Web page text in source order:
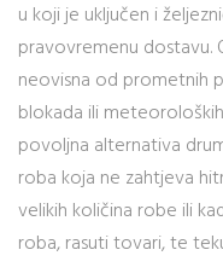
u koji je uključen i
pravovremenu dostavu.
neovisna od prometnih
blokada ili
povoljna alternativa
roba koja ne zahtjeva
velikih količina robe ili
roba, rasuti tovari, te